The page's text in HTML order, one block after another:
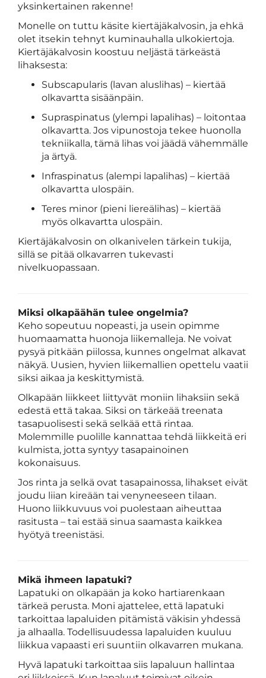
yksinkertainen rakenne!
Monelle on tuttu käsite kiertäjäkalvosin, ja ehkä
olet itsekin tehnyt kuminauhalla ulkokiertoja.
Kiertäjäkalvosin koostuu neljästä tärkeästä
lihaksesta:
Subscapularis (lavan aluslihas) – kiertää
olkavartta sisäänpäin.
Supraspinatus (ylempi lapalihas) – loitontaa
olkavartta. Jos vipunostoja tekee huonolla
tekniikalla, tämä lihas voi jäädä vähemmälle
ja ärtyä.
Infraspinatus (alempi lapalihas) – kiertää
olkavartta ulospäin.
Teres minor (pieni liereälihas) – kiertää
myös olkavartta ulospäin.
Kiertäjäkalvosin on olkanivelen tärkein tukija,
sillä se pitää olkavarren tukevasti
nivelkuopassaan.
Miksi olkapäähän tulee ongelmia?
Keho sopeutuu nopeasti, ja usein opimme
huomaamatta huonoja liikemalleja. Ne voivat
pysyä pitkään piilossa, kunnes ongelmat alkavat
näkyä. Uusien, hyvien liikemallien opettelu vaatii
siksi aikaa ja keskittymistä.
Olkapään liikkeet liittyvät moniin lihaksiin sekä
edestä että takaa. Siksi on tärkeää treenata
tasapuolisesti sekä selkää että rintaa.
Molemmille puolille kannattaa tehdä liikkeitä eri
kulmista, jotta syntyy tasapainoinen
kokonaisuus.
Jos rinta ja selkä ovat tasapainossa, lihakset eivät
joudu liian kireään tai venyneeseen tilaan.
Huono liikkuvuus voi puolestaan aiheuttaa
rasitusta – tai estää sinua saamasta kaikkea
hyötyä treenistäsi.
Mikä ihmeen lapatuki?
Lapatuki on olkapään ja koko hartiarenkaan
tärkeä perusta. Moni ajattelee, että lapatuki
tarkoittaa lapaluiden pitämistä väkisin yhdessä
ja alhaalla. Todellisuudessa lapaluiden kuuluu
liikkua vapaasti eri suuntiin olkavarren mukana.
Hyvä lapatuki tarkoittaa siis lapaluun hallintaa